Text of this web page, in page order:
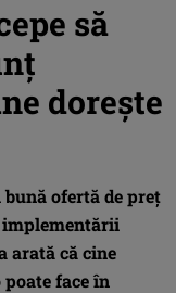
să
dorește
ofertă de preț
arată că cine
face în